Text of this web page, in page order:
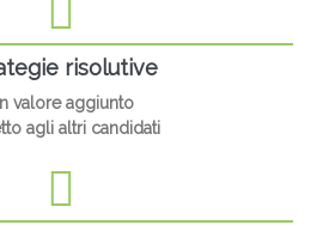
risolutive
valore aggiunto
agli altri candidati